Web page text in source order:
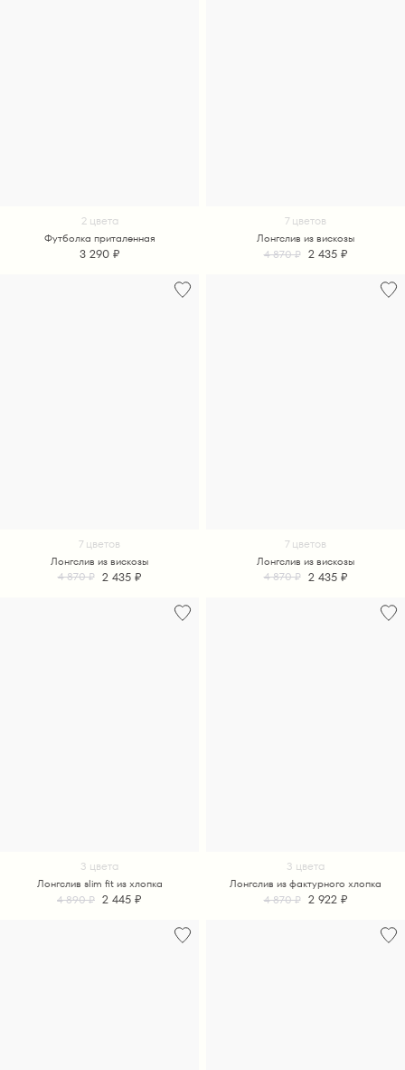
2 цвета
Футболка приталенная
3 290 ₽
7 цветов
Лонгслив из вискозы
4 870 ₽ 2 435 ₽
7 цветов
Лонгслив из вискозы
4 870 ₽ 2 435 ₽
7 цветов
Лонгслив из вискозы
4 870 ₽ 2 435 ₽
3 цвета
Лонгслив slim fit из хлопка
4 890 ₽ 2 445 ₽
3 цвета
Лонгслив из фактурного хлопка
4 870 ₽ 2 922 ₽